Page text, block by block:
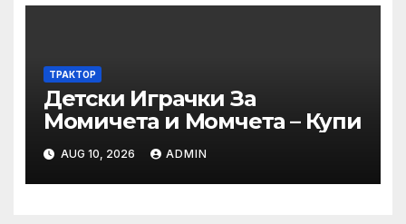
професионално
от регулираните професии
– пресечни точки и
решения“
ТРАКТОР
Детски Играчки За
Момичета и Момчета – Купи
AUG 10, 2026 ADMIN